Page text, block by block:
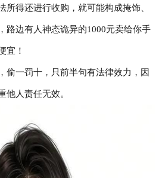
所得还进行收购，就可能构成掩饰、
路边有人神态诡异的1000元卖给你手
宜！
一罚十，只前半句有法律效力，因
他人责任无效。